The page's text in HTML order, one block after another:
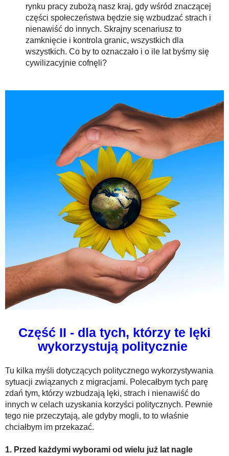
rynku pracy zubożą nasz kraj, gdy wśród znaczącej
części społeczeństwa będzie się wzbudzać strach i
nienawiść do innych. Skrajny scenariusz to
zamknięcie i kontrola granic, wszystkich dla
wszystkich. Co by to oznaczało i o ile lat byśmy się
cywilizacyjnie cofnęli?
Część II - dla tych, którzy te lęki
wykorzystują politycznie
Tu kilka myśli dotyczących politycznego wykorzystywania
sytuacji związanych z migracjami. Polecałbym tych parę
zdań tym, którzy wzbudzają lęki, strach i nienawiść do
innych w celach uzyskania korzyści politycznych. Pewnie
tego nie przeczytają, ale gdyby mogli, to to właśnie
chciałbym im przekazać.
1. Przed każdymi wyborami od wielu już lat nagle